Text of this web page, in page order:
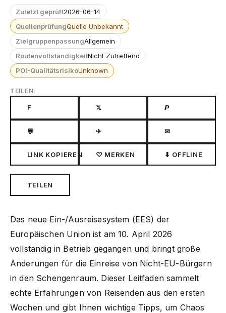
Zuletzt geprüft2026-06-14
QuellenprüfungQuelle Unbekannt
ZielgruppenpassungAllgemein
RoutenvollständigkeitNicht Zutreffend
POI-QualitätsrisikoUnknown
TEILEN:
F 𝕏 𝙋
💬 ✈ ✉
LINK KOPIEREN ♡ MERKEN ⬇ OFFLINE
TEILEN
Das neue Ein-/Ausreisesystem (EES) der
Europäischen Union ist am 10. April 2026
vollständig in Betrieb gegangen und bringt große
Änderungen für die Einreise von Nicht-EU-Bürgern
in den Schengenraum. Dieser Leitfaden sammelt
echte Erfahrungen von Reisenden aus den ersten
Wochen und gibt Ihnen wichtige Tipps, um Chaos